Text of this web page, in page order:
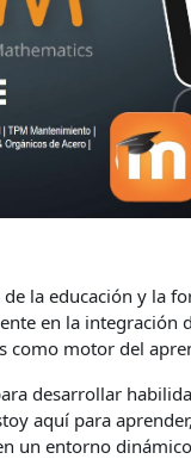
la educación y la
en la integración
como motor del
desarrollar
aquí para
un entorno